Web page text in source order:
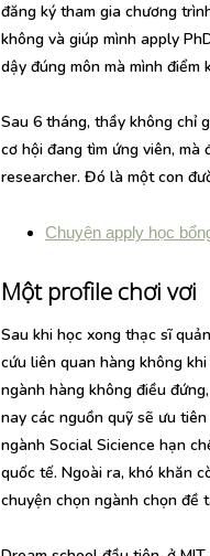
đăng ký tham gia chương
không và giúp mình apply
dậy đúng môn mà mình điểm
Sau 6 tháng, thầy không chỉ
cơ hội đang tìm ứng viên,
researcher. Đó là một con
Chuyện apply học
Một profile chơi vơi
Sau khi học xong thạc sĩ
cứu liên quan hàng không
ngành hàng không điều
nay các nguồn quỹ sẽ ưu
ngành Social Sicience hạn
quốc tế. Ngoài ra, khó khăn
chuyện chọn ngành chọn đề